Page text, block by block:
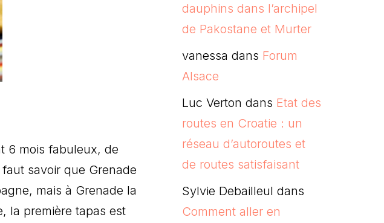
6 mois fabuleux, de
savoir que Grenade
mais à Grenade la
la première tapas est
dauphins dans l’archipel
de Pakostane et Murter
vanessa dans Forum
Alsace
Luc Verton dans Etat des
routes en Croatie : un
réseau d’autoroutes et
de routes satisfaisant
Sylvie Debailleul dans
Comment aller en